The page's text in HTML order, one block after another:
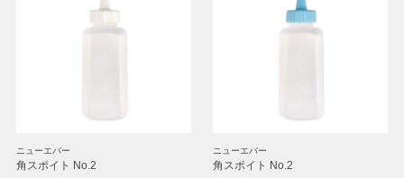
ニューエバー
角スポイト No.2
ニューエバー
角スポイト No.2